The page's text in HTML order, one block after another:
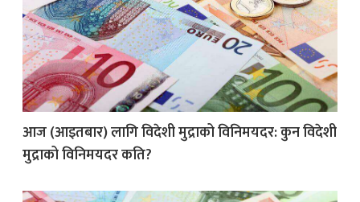
आज (आइतबार) लागि विदेशी मुद्राको विनिमयदर: कुन विदेशी
मुद्राको विनिमयदर कति?